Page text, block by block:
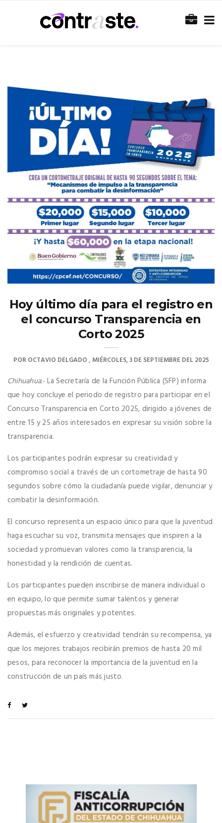
Hoy último día para el registro en
el concurso Transparencia en
Corto 2025
POROCTAVIO DELGADO MIÉRCOLES, 3 DE SEPTIEMBRE DEL 2025
Chihuahua.-La Secretaría de la Función Pública (SFP) informa
que hoy concluye el periodo de registro para participar en el
Concurso Transparencia en Corto 2025, dirigido a jóvenes de
entre 15 y 25 años interesados en expresar su visión sobre la
transparencia.
Los participantes podrán expresar su creatividad y
compromiso social a través de un cortometraje de hasta 90
segundos sobre cómo la ciudadanía puede vigilar, denunciar y
combatir la desinformación.
El concurso representa un espacio único para que la juventud
haga escuchar su voz, transmita mensajes que inspiren a la
sociedad y promuevan valores como la transparencia, la
honestidad y la rendición de cuentas.
Los participantes pueden inscribirse de manera individual o
en equipo, lo que permite sumar talentos y generar
propuestas más originales y potentes.
Además, el esfuerzo y creatividad tendrán su recompensa, ya
que los mejores trabajos recibirán premios de hasta 20 mil
pesos, para reconocer la importancia de la juventud en la
construcción de un país más justo.